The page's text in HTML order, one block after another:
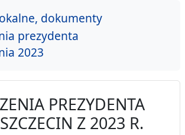
dokumenty
prezydenta
2023
PREZYDENTA
Z 2023 R.